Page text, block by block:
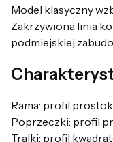
Model klasyczny
Zakrzywiona linia
podmiejskiej
Rama: profil
Poprzeczki: profil
Tralki: profil